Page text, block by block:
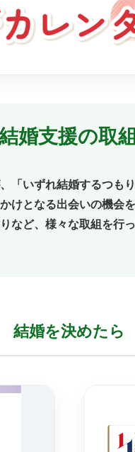
婚支援の取
いずれ結婚するつも
けとなる出会いの機会
ど、様々な取組を行っ
結婚を決めたら